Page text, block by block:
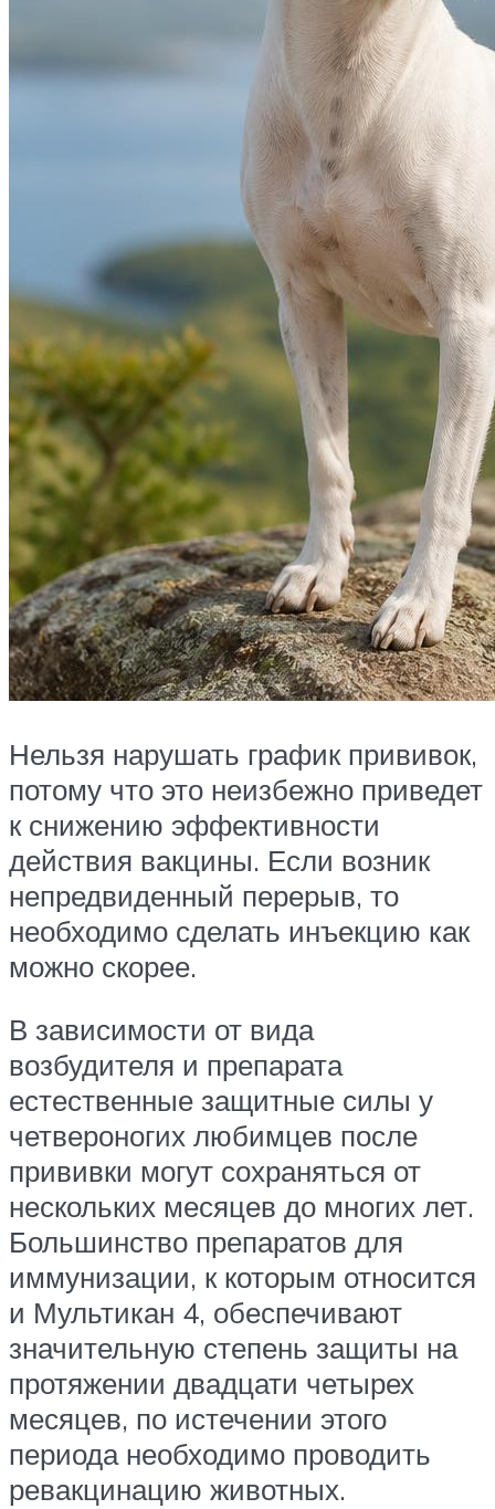
Нельзя нарушать график прививок,
потому что это неизбежно приведет
к снижению эффективности
действия вакцины. Если возник
непредвиденный перерыв, то
необходимо сделать инъекцию как
можно скорее.
В зависимости от вида
возбудителя и препарата
естественные защитные силы у
четвероногих любимцев после
прививки могут сохраняться от
нескольких месяцев до многих лет.
Большинство препаратов для
иммунизации, к которым относится
и Мультикан 4, обеспечивают
значительную степень защиты на
протяжении двадцати четырех
месяцев, по истечении этого
периода необходимо проводить
ревакцинацию животных.